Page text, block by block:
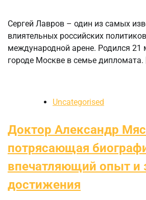
Сергей Лавров – один из самых
влиятельных российских
международной арене. Родился 21
городе Москве в семье дипломата.
Uncategorised
Доктор Александр
потрясающая
впечатляющий опыт и
достижения